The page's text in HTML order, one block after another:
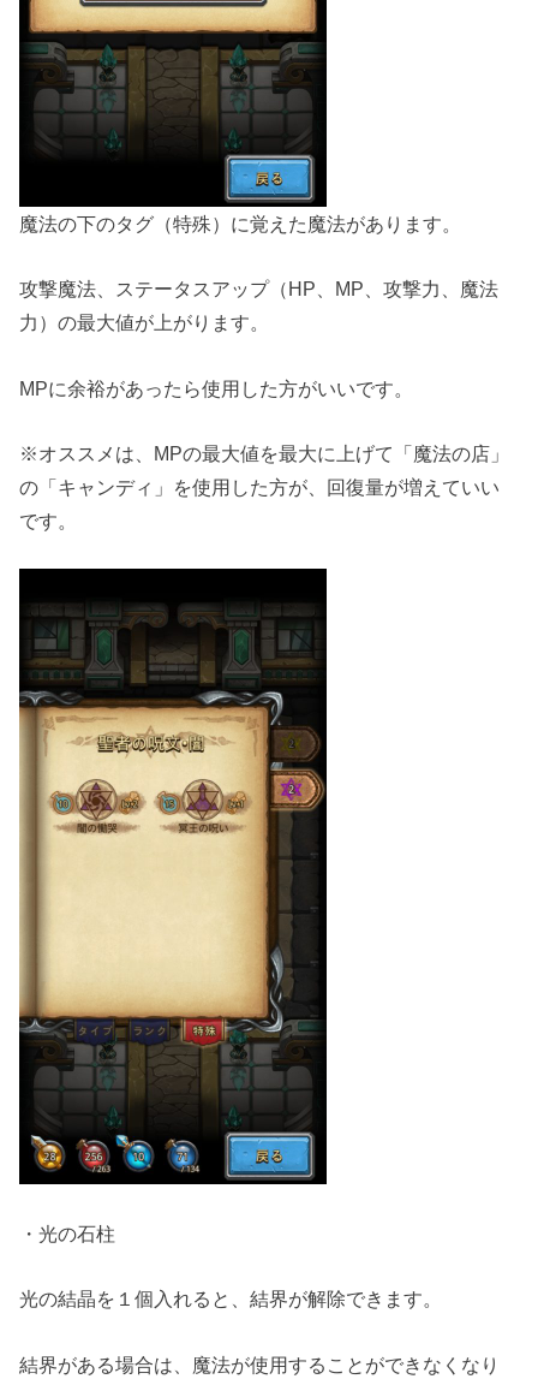
魔法の下のタグ（特殊）に覚えた魔法があります。
攻撃魔法、ステータスアップ（HP、MP、攻撃力、魔法
力）の最大値が上がります。
MPに余裕があったら使用した方がいいです。
※オススメは、MPの最大値を最大に上げて「魔法の店」
の「キャンディ」を使用した方が、回復量が増えていい
です。
・光の石柱
光の結晶を１個入れると、結界が解除できます。
結界がある場合は、魔法が使用することができなくなり